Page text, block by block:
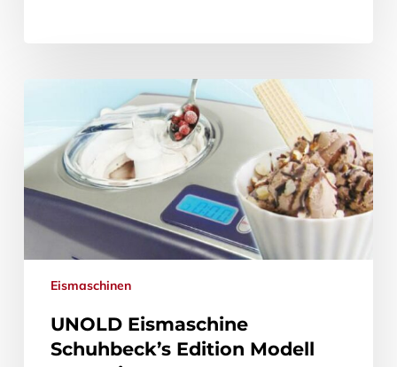
Eismaschinen
UNOLD Eismaschine
Schuhbeck’s Edition Modell